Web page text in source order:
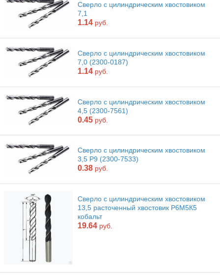
Сверло с цилиндрическим хвостовиком
7,1
1.14 руб.
Сверло с цилиндрическим хвостовиком
7,0 (2300-0187)
1.14 руб.
Сверло с цилиндрическим хвостовиком
4,5 (2300-7561)
0.45 руб.
Сверло с цилиндрическим хвостовиком
3,5 Р9 (2300-7533)
0.38 руб.
Сверло с цилиндрическим хвостовиком
13,5 расточенный хвостовик Р6М5К5
кобальт
19.64 руб.